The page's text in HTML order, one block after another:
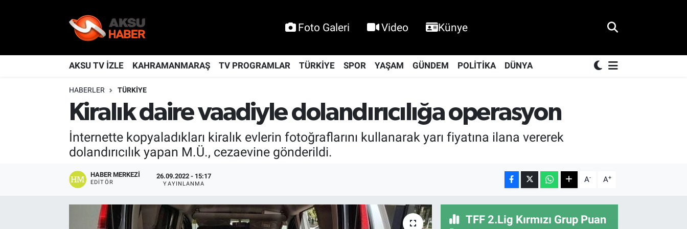
Foto Galeri Video Künye
AKSU TV İZLE KAHRAMANMARAŞ TV PROGRAMLAR TÜRKİYE SPOR YAŞAM GÜNDEM POLİTİKA DÜNYA
HABERLER TÜRKİYE
Kiralık daire vaadiyle dolandırıcılığa operasyon
İnternette kopyaladıkları kiralık evlerin fotoğraflarını kullanarak yarı fiyatına ilana vererek
dolandırıcılık yapan M.Ü., cezaevine gönderildi.
HABER MERKEZI
EDITÖR
26.09.2022 - 15:17
YAYINLANMA A- A+
TFF 2.Lig Kırmızı Grup Puan
KAHRAMANMARAŞ
Nöbetçi Eczaneler
Hava Durumu
Kahramanmaraş Namaz Vakitleri
Trafik Durumu
TFF 2.Lig Kırmızı Grup Puan Durumu ve Fikstür
Tüm Manşetler